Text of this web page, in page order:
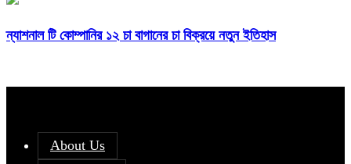
ন্যাশনাল টি কোম্পানির ১২ চা বাগানের চা বিক্রয়ে নতুন ইতিহাস
About Us